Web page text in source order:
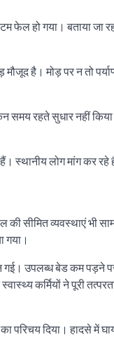
फेल हो गया। बताया जा
है। मोड़ पर न तो
समय रहते सुधार नहीं
लोग मांग कर रहे हैं
की सीमित व्यवस्थाएं भी
गया।
गई। उपलब्ध बेड कम पड़ने
कर्मियों ने पूरी
परिचय दिया। हादसे में